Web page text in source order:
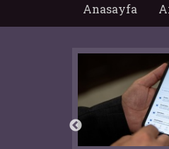
Anasayfa